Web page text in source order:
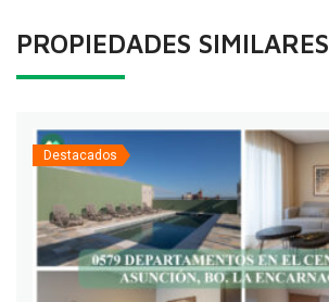
PROPIEDADES SIMILARES
Destacados